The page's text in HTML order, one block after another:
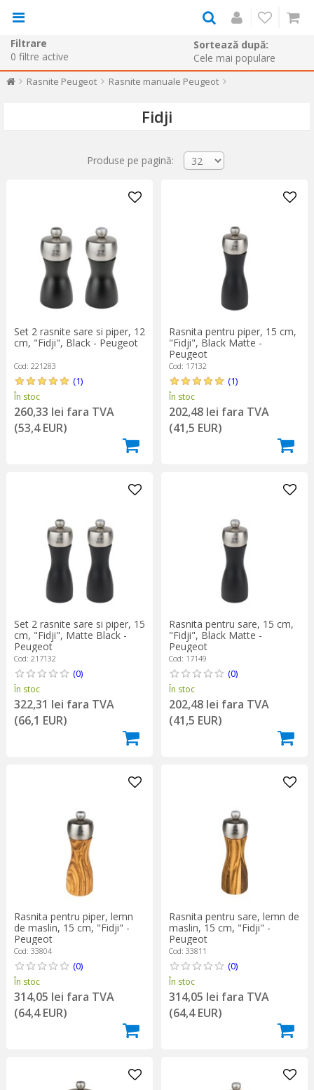
Filtrare
0 filtre active
Sortează după:
Rasnite Peugeot Rasnite manuale Peugeot
Fidji
Produse pe pagină:
Set 2 rasnite sare si piper, 12
cm, "Fidji", Black - Peugeot
Cod: 221283
(1)
În stoc
260,33 lei fara TVA
(53,4 EUR)
Rasnita pentru piper, 15 cm,
"Fidji", Black Matte -
Peugeot
Cod: 17132
(1)
În stoc
202,48 lei fara TVA
(41,5 EUR)
Set 2 rasnite sare si piper, 15
cm, "Fidji", Matte Black -
Peugeot
Cod: 217132
(0)
În stoc
322,31 lei fara TVA
(66,1 EUR)
Rasnita pentru sare, 15 cm,
"Fidji", Black Matte -
Peugeot
Cod: 17149
(0)
În stoc
202,48 lei fara TVA
(41,5 EUR)
Rasnita pentru piper, lemn
de maslin, 15 cm, "Fidji" -
Peugeot
Cod: 33804
(0)
În stoc
314,05 lei fara TVA
(64,4 EUR)
Rasnita pentru sare, lemn de
maslin, 15 cm, "Fidji" -
Peugeot
Cod: 33811
(0)
În stoc
314,05 lei fara TVA
(64,4 EUR)